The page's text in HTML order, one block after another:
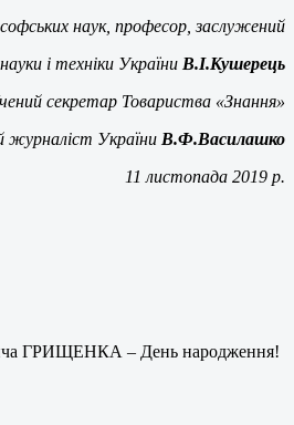
наук, професор, заслужений
і техніки України В.І.Кушерець
секретар Товариства «Знання»
журналіст України В.Ф.Василашко
11 листопада 2019 р.
ГРИЩЕНКА – День народження!